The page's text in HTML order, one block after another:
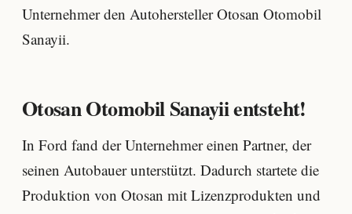
Unternehmer den Autohersteller Otosan Otomobil
Sanayii.
Otosan Otomobil Sanayii entsteht!
In Ford fand der Unternehmer einen Partner, der
seinen Autobauer unterstützt. Dadurch startete die
Produktion von Otosan mit Lizenzprodukten und